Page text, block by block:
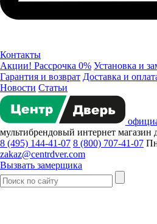
Контакты
Акции! Рассрочка 0% Установка и
Гарантия и возврат Доставка и
Новости Статьи
мультибрендовый интернет магазин
8 (495) 144-41-07 8 (800) 707-41-07
zakaz@centrdver.com
Вызвать замерщика